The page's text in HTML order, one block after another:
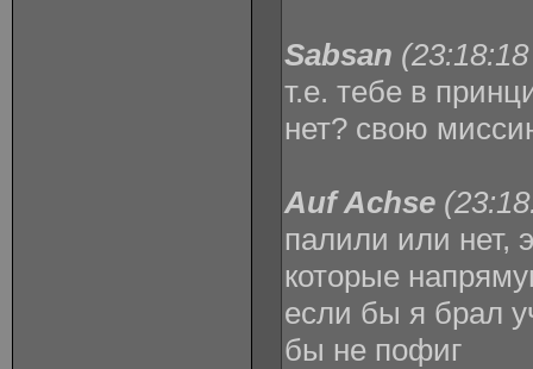
Sabsan
т.е. тебе в
нет? свою
Auf Achse
палили или нет,
которые
если бы я брал
бы не пофиг